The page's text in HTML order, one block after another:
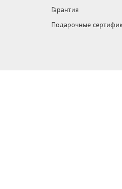
Гарантия
Подарочные